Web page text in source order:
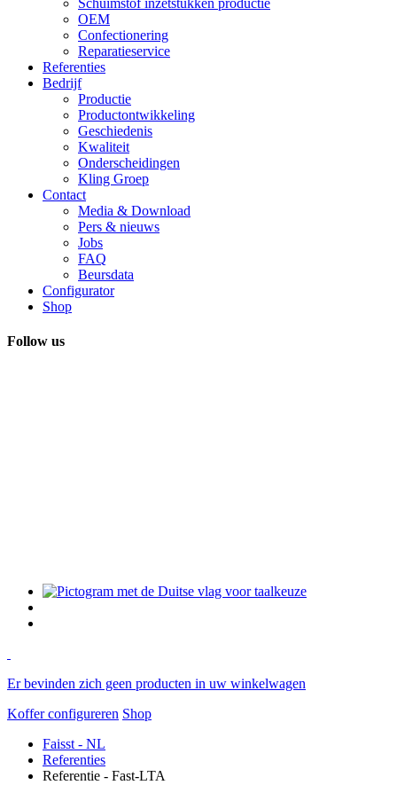
Schuimstof inzetstukken productie
OEM
Confectionering
Reparatieservice
Referenties
Bedrijf
Productie
Productontwikkeling
Geschiedenis
Kwaliteit
Onderscheidingen
Kling Groep
Contact
Media & Download
Pers & nieuws
Jobs
FAQ
Beursdata
Configurator
Shop
Follow us
Er bevinden zich geen producten in uw winkelwagen
Koffer configureren Shop
Faisst - NL
Referenties
Referentie - Fast-LTA